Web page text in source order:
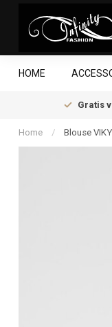
HOME
Gratis
Home / Blouse